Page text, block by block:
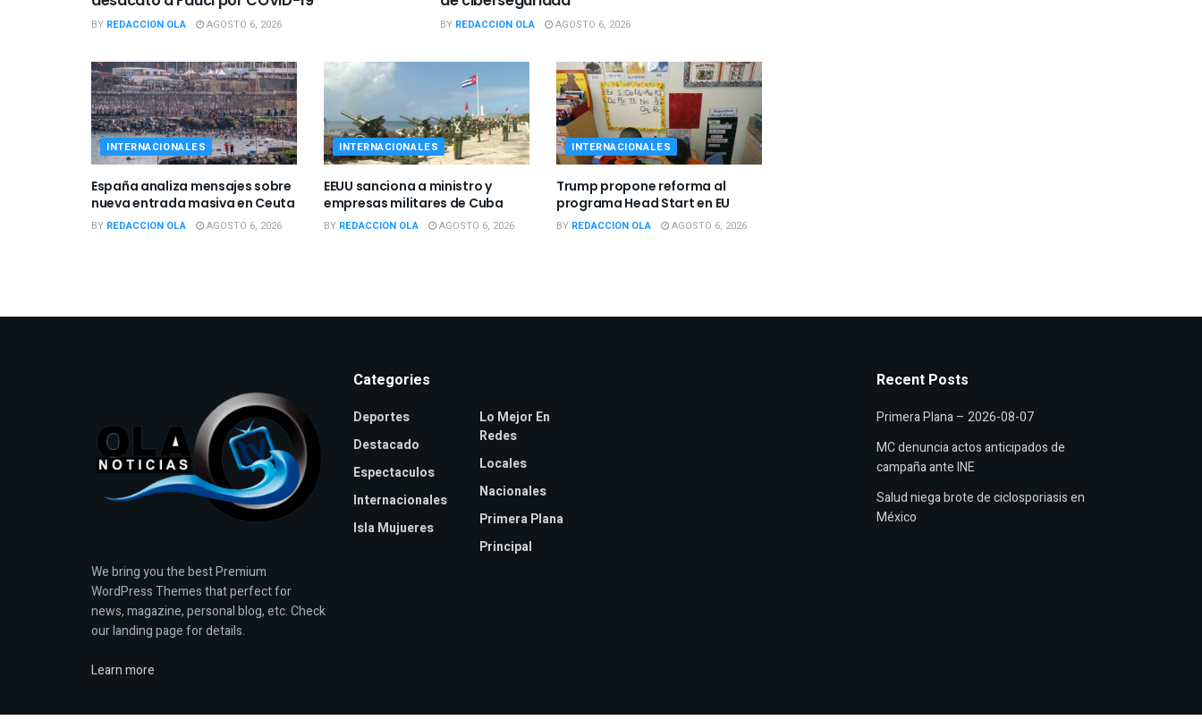
Senadores republicanos declaran en
BYREDACCION OLA AGOSTO 6, 2026
IA de Meta explota vulnerabilidad en pruebas
BYREDACCION OLA AGOSTO 6, 2026
INTERNACIONALES
España analiza mensajes sobre
INTERNACIONALES
EEUU sanciona a ministro y
INTERNACIONALES
Trump propone reforma al
We bring you the best Premium
WordPress Themes that perfect for
our landing page for details.
Categories
Deportes
Destacado
Espectaculos
Internacionales
Lo Mejor En
Redes
Locales
Nacionales
Primera Plana
Recent Posts
Primera Plana – 2026-08-07
campaña ante INE